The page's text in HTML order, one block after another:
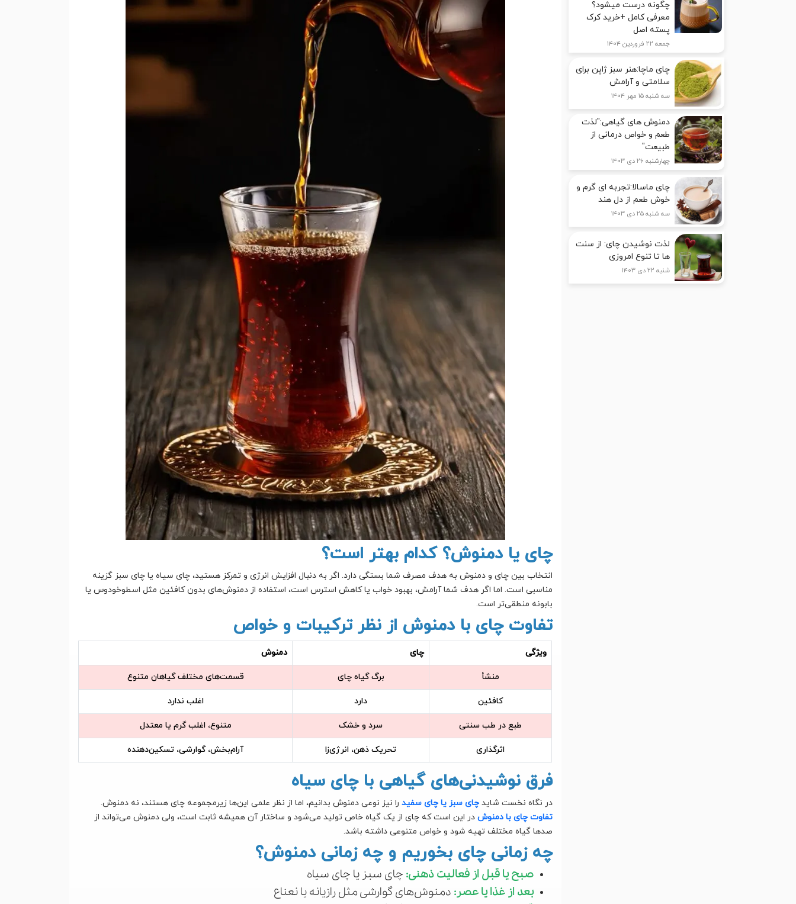
چگونه درست میشود؟
معرفی کامل +خرید کرک
پسته اصل
جمعه ۲۲ فروردین ۱۴۰۴
چای ماچا:هنر سبز ژاپن برای
سلامتی و آرامش
سه شنبه ۱۵ مهر ۱۴۰۴
دمنوش های گیاهی:"لذت
طعم و خواص درمانی از
طبیعت"
چهارشنبه ۲۶ دی ۱۴۰۳
چای ماسالا:تجربه ای گرم و
خوش طعم از دل هند
سه شنبه ۲۵ دی ۱۴۰۳
لذت نوشیدن چای: از سنت
ها تا تنوع امروزی
شنبه ۲۲ دی ۱۴۰۳
چای یا دمنوش؟ کدام بهتر است؟
انتخاب بین چای و دمنوش به هدف مصرف شما بستگی دارد. اگر به دنبال افزایش انرژی و تمرکز هستید، چای سیاه یا چای سبز گزینه
مناسبی است. اما اگر هدف شما آرامش، بهبود خواب یا کاهش استرس است، استفاده از دمنوش‌های بدون کافئین مثل اسطوخودوس یا
بابونه منطقی‌تر است.
تفاوت چای با دمنوش از نظر ترکیبات و خواص
ویژگی چای دمنوش
منشأ برگ گیاه چای قسمت‌های مختلف گیاهان متنوع
کافئین دارد اغلب ندارد
طبع در طب سنتی سرد و خشک متنوع، اغلب گرم یا معتدل
اثرگذاری تحریک ذهن، انرژی‌زا آرام‌بخش، گوارشی، تسکین‌دهنده
فرق نوشیدنی‌های گیاهی با چای سیاه
در نگاه نخست شاید چای سبز یا چای سفید را نیز نوعی دمنوش بدانیم، اما از نظر علمی این‌ها زیرمجموعه چای هستند، نه دمنوش.
تفاوت چای با دمنوش در این است که چای از یک گیاه خاص تولید می‌شود و ساختار آن همیشه ثابت است، ولی دمنوش می‌تواند از
صدها گیاه مختلف تهیه شود و خواص متنوعی داشته باشد.
چه زمانی چای بخوریم و چه زمانی دمنوش؟
صبح یا قبل از فعالیت ذهنی: چای سبز یا چای سیاه
بعد از غذا یا عصر: دمنوش‌های گوارشی مثل رازیانه یا نعناع